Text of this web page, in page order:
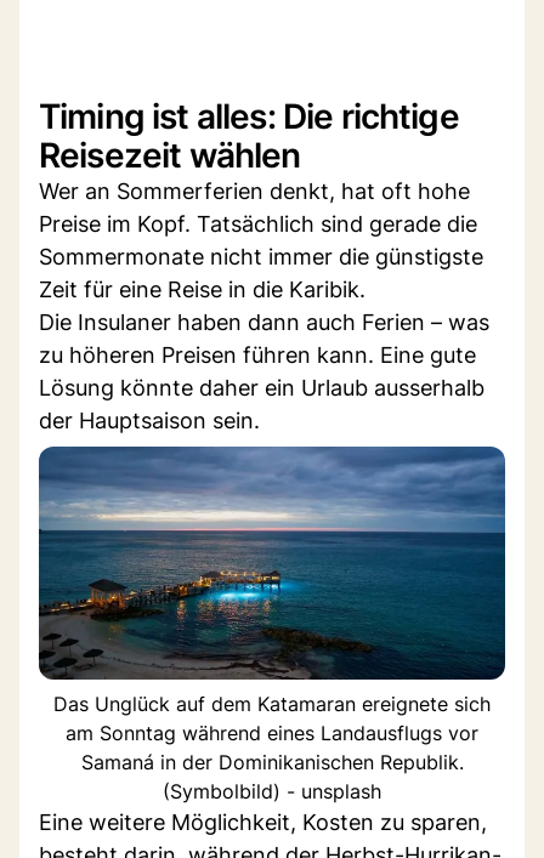
Timing ist alles: Die richtige
Reisezeit wählen
Wer an Sommerferien denkt, hat oft hohe
Preise im Kopf. Tatsächlich sind gerade die
Sommermonate nicht immer die günstigste
Zeit für eine Reise in die Karibik.
Die Insulaner haben dann auch Ferien – was
zu höheren Preisen führen kann. Eine gute
Lösung könnte daher ein Urlaub ausserhalb
der Hauptsaison sein.
Das Unglück auf dem Katamaran ereignete sich
am Sonntag während eines Landausflugs vor
Samaná in der Dominikanischen Republik.
(Symbolbild) - unsplash
Eine weitere Möglichkeit, Kosten zu sparen,